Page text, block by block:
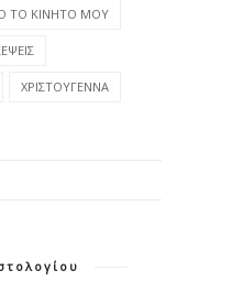
ΤΟ ΚΙΝΗΤΟ ΜΟΥ
ΧΡΙΣΤΟΥΓΕΝΝΑ